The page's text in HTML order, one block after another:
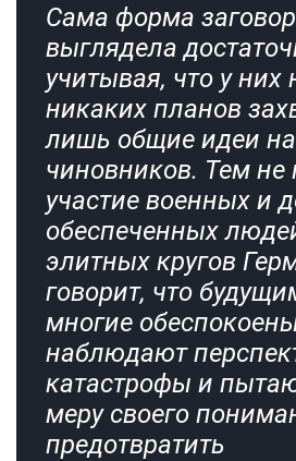
Сама форма
выглядела
учитывая, что у них
никаких планов
лишь общие идеи
чиновников. Тем не
участие военных и
обеспеченных
элитных кругов
говорит, что
многие
наблюдают
катастрофы и
меру своего
предотвратить